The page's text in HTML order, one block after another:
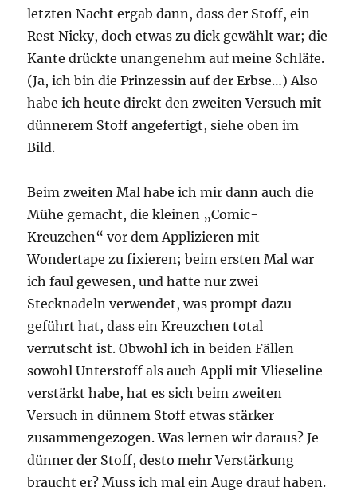
letzten Nacht ergab dann, dass der Stoff, ein
Rest Nicky, doch etwas zu dick gewählt war; die
Kante drückte unangenehm auf meine Schläfe.
(Ja, ich bin die Prinzessin auf der Erbse…) Also
habe ich heute direkt den zweiten Versuch mit
dünnerem Stoff angefertigt, siehe oben im
Bild.
Beim zweiten Mal habe ich mir dann auch die
Mühe gemacht, die kleinen „Comic-
Kreuzchen“ vor dem Applizieren mit
Wondertape zu fixieren; beim ersten Mal war
ich faul gewesen, und hatte nur zwei
Stecknadeln verwendet, was prompt dazu
geführt hat, dass ein Kreuzchen total
verrutscht ist. Obwohl ich in beiden Fällen
sowohl Unterstoff als auch Appli mit Vlieseline
verstärkt habe, hat es sich beim zweiten
Versuch in dünnem Stoff etwas stärker
zusammengezogen. Was lernen wir daraus? Je
dünner der Stoff, desto mehr Verstärkung
braucht er? Muss ich mal ein Auge drauf haben.